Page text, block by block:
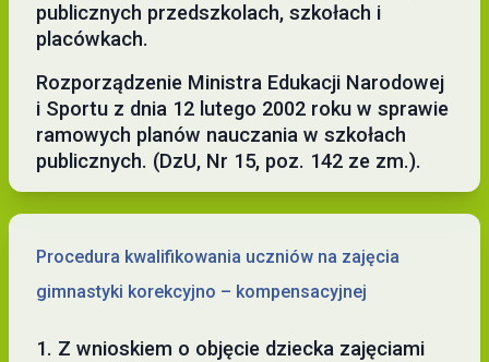
publicznych przedszkolach, szkołach i
placówkach.
Rozporządzenie Ministra Edukacji Narodowej
i Sportu z dnia 12 lutego 2002 roku w sprawie
ramowych planów nauczania w szkołach
publicznych. (DzU, Nr 15, poz. 142 ze zm.).
Procedura kwalifikowania uczniów na zajęcia
gimnastyki korekcyjno – kompensacyjnej
1. Z wnioskiem o objęcie dziecka zajęciami